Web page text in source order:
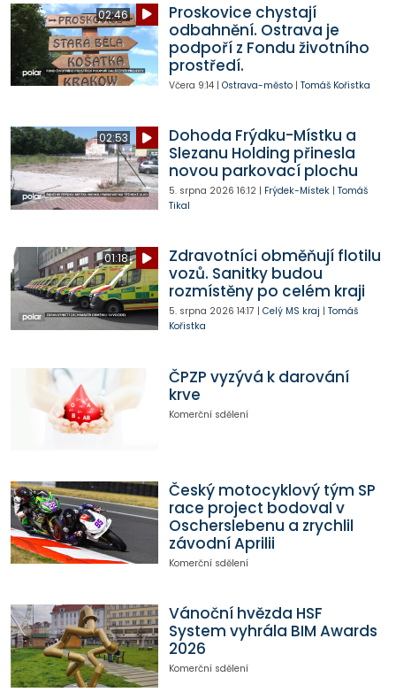
02:46
Proskovice chystají
odbahnění. Ostrava je
podpoří z Fondu životního
prostředí.
Včera 9:14| Ostrava-město| Tomáš Kořistka
02:53
Dohoda Frýdku-Místku a
Slezanu Holding přinesla
novou parkovací plochu
5. srpna 2026 16:12| Frýdek-Místek| Tomáš
Tikal
01:18
Zdravotníci obměňují flotilu
vozů. Sanitky budou
rozmístěny po celém kraji
5. srpna 2026 14:17 | Celý MS kraj | Tomáš
Kořistka
ČPZP vyzývá k darování
krve
Komerční sdělení
Český motocyklový tým SP
race project bodoval v
Oscherslebenu a zrychlil
závodní Aprilii
Komerční sdělení
Vánoční hvězda HSF
System vyhrála BIM Awards
2026
Komerční sdělení